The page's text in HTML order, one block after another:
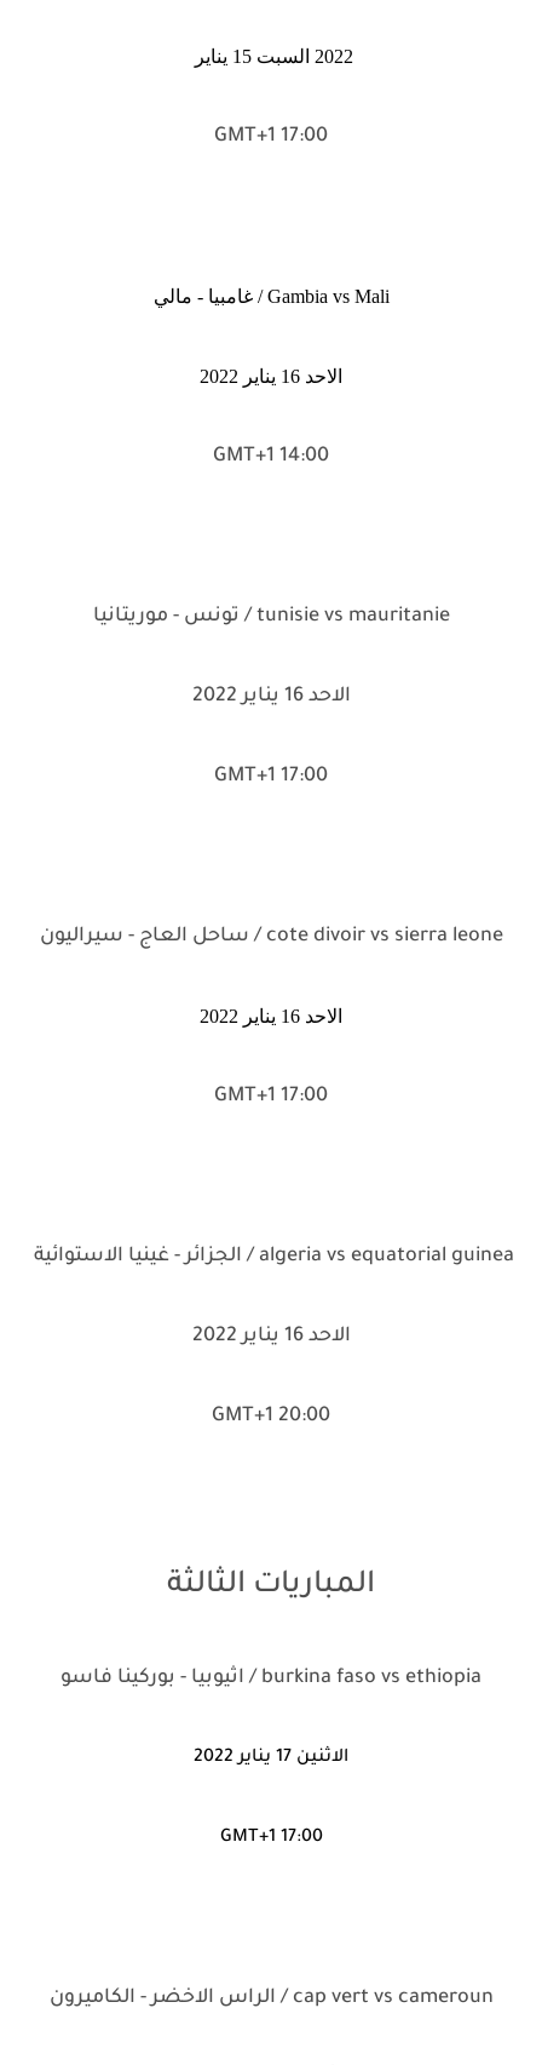
2022 السبت 15 يناير
17:00 GMT+1
Gambia vs Mali / غامبيا - مالي
الاحد 16 يناير 2022
14:00 GMT+1
tunisie vs mauritanie / تونس - موريتانيا
الاحد 16 يناير 2022
17:00 GMT+1
cote divoir vs sierra leone / ساحل العاج - سيراليون
الاحد 16 يناير 2022
17:00 GMT+1
algeria vs equatorial guinea / الجزائر - غينيا الاستوائية
الاحد 16 يناير 2022
20:00 GMT+1
المباريات الثالثة
burkina faso vs ethiopia / اثيوبيا - بوركينا فاسو
الاثنين 17 يناير 2022
17:00 GMT+1
cap vert vs cameroun / الراس الاخضر - الكاميرون